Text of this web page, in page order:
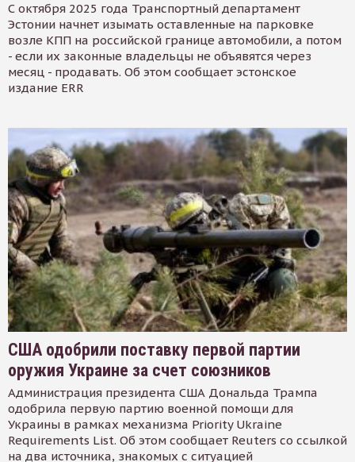
С октября 2025 года Транспортный департамент
Эстонии начнет изымать оставленные на парковке
возле КПП на российской границе автомобили, а потом
- если их законные владельцы не объявятся через
месяц - продавать. Об этом сообщает эстонское
издание ERR
США одобрили поставку первой партии
оружия Украине за счет союзников
Администрация президента США Дональда Трампа
одобрила первую партию военной помощи для
Украины в рамках механизма Priority Ukraine
Requirements List. Об этом сообщает Reuters со ссылкой
на два источника, знакомых с ситуацией